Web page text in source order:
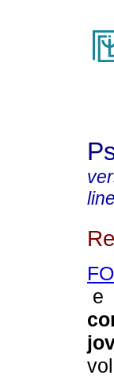
line
e